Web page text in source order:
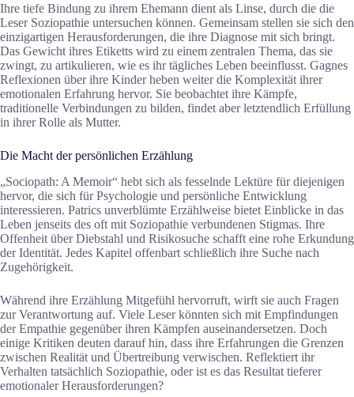
Ihre tiefe Bindung zu ihrem Ehemann dient als Linse, durch die die
Leser Soziopathie untersuchen können. Gemeinsam stellen sie sich den
einzigartigen Herausforderungen, die ihre Diagnose mit sich bringt.
Das Gewicht ihres Etiketts wird zu einem zentralen Thema, das sie
zwingt, zu artikulieren, wie es ihr tägliches Leben beeinflusst. Gagnes
Reflexionen über ihre Kinder heben weiter die Komplexität ihrer
emotionalen Erfahrung hervor. Sie beobachtet ihre Kämpfe,
traditionelle Verbindungen zu bilden, findet aber letztendlich Erfüllung
in ihrer Rolle als Mutter.
Die Macht der persönlichen Erzählung
„Sociopath: A Memoir“ hebt sich als fesselnde Lektüre für diejenigen
hervor, die sich für Psychologie und persönliche Entwicklung
interessieren. Patrics unverblümte Erzählweise bietet Einblicke in das
Leben jenseits des oft mit Soziopathie verbundenen Stigmas. Ihre
Offenheit über Diebstahl und Risikosuche schafft eine rohe Erkundung
der Identität. Jedes Kapitel offenbart schließlich ihre Suche nach
Zugehörigkeit.
Während ihre Erzählung Mitgefühl hervorruft, wirft sie auch Fragen
zur Verantwortung auf. Viele Leser könnten sich mit Empfindungen
der Empathie gegenüber ihren Kämpfen auseinandersetzen. Doch
einige Kritiken deuten darauf hin, dass ihre Erfahrungen die Grenzen
zwischen Realität und Übertreibung verwischen. Reflektiert ihr
Verhalten tatsächlich Soziopathie, oder ist es das Resultat tieferer
emotionaler Herausforderungen?